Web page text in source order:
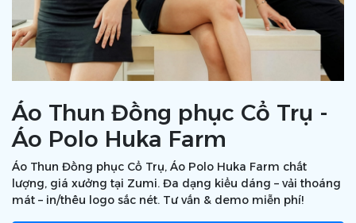
Áo Thun Đồng phục Cổ Trụ -
Áo Polo Huka Farm
Áo Thun Đồng phục Cổ Trụ, Áo Polo Huka Farm chất
lượng, giá xưởng tại Zumi. Đa dạng kiểu dáng – vải thoáng
mát – in/thêu logo sắc nét. Tư vấn & demo miễn phí!